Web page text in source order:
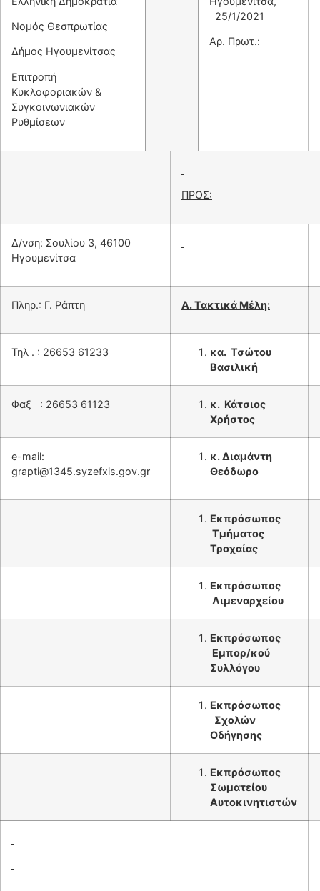
Νομός Θεσπρωτίας
Δήμος Ηγουμενίτσας
Επιτροπή
Κυκλοφοριακών &
Συγκοινωνιακών
Ρυθμίσεων
25/1/2021
Αρ. Πρωτ.:
ΠΡΟΣ:
Δ/νση: Σουλίου 3, 46100
Ηγουμενίτσα
Πληρ.: Γ. Ράπτη Α. Τακτικά Μέλη:
Τηλ . : 26653 61233 κα. Τσώτου
Βασιλική
Φαξ : 26653 61123 κ. Κάτσιος
Χρήστος
e-mail:
grapti@1345.syzefxis.gov.gr
κ. Διαμάντη
Θεόδωρο
Εκπρόσωπος
Τμήματος
Τροχαίας
Εκπρόσωπος
Λιμεναρχείου
Εκπρόσωπος
Εμπορ/κού
Συλλόγου
Εκπρόσωπος
Σχολών
Οδήγησης
Εκπρόσωπος
Σωματείου
Αυτοκινητιστών